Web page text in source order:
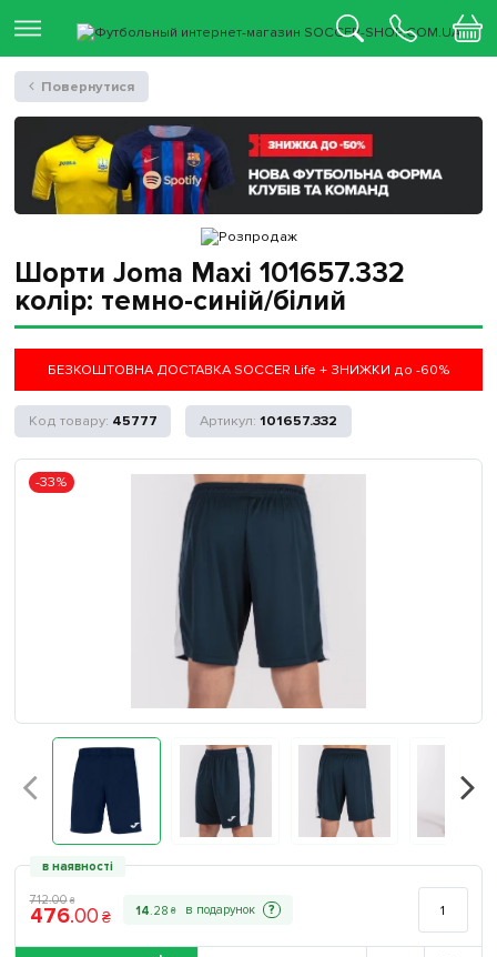
Шорти Joma Maxi 101657.332
колір: темно-синій/білий
БЕЗКОШТОВНА ДОСТАВКА SOCCER Life + ЗНИЖКИ до -60%
45777 101657.332
-33%
в наявності
712.00 ₴
476.00 ₴ 14.28 ₴ ?
Повернутися